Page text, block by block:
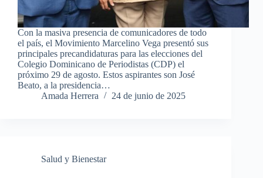
Con la masiva presencia de comunicadores de todo
el país, el Movimiento Marcelino Vega presentó sus
principales precandidaturas para las elecciones del
Colegio Dominicano de Periodistas (CDP) el
próximo 29 de agosto. Estos aspirantes son José
Beato, a la presidencia…
Amada Herrera
24 de junio de 2025
Salud y Bienestar